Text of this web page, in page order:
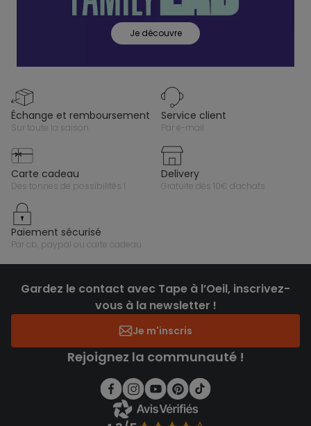
Je découvre
échange et remboursement
sur toute la saison
service client
par e-mail
carte cadeau
des tonnes de possibilités !
delivery
gratuite dès 10€ d'achats
paiement sécurisé
par cb, paypal ou carte cadeau
Gardez le contact avec Tape à l’Oeil, inscrivez-
vous à la newsletter !
Je m'inscris
Rejoignez la communauté !